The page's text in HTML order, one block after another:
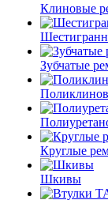
Клиновые
Зубчатые
Круглые
Шкивы